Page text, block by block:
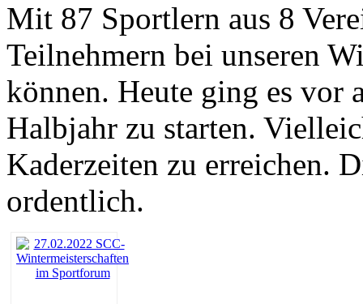
Mit 87 Sportlern aus 8
Teilnehmern bei unseren
können. Heute ging es vor
Halbjahr zu starten.
Kaderzeiten zu erreichen.
ordentlich.